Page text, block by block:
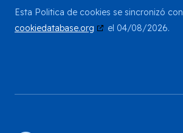
Esta Politica de cookies se sincronizó con
cookiedatabase.org
el 04/08/2026.